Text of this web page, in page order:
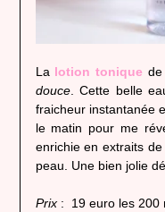
La lotion tonique
douce. Cette belle
fraicheur instantanée
le matin pour me
enrichie en extraits
peau. Une bien jolie
Prix: 19 euro les 200